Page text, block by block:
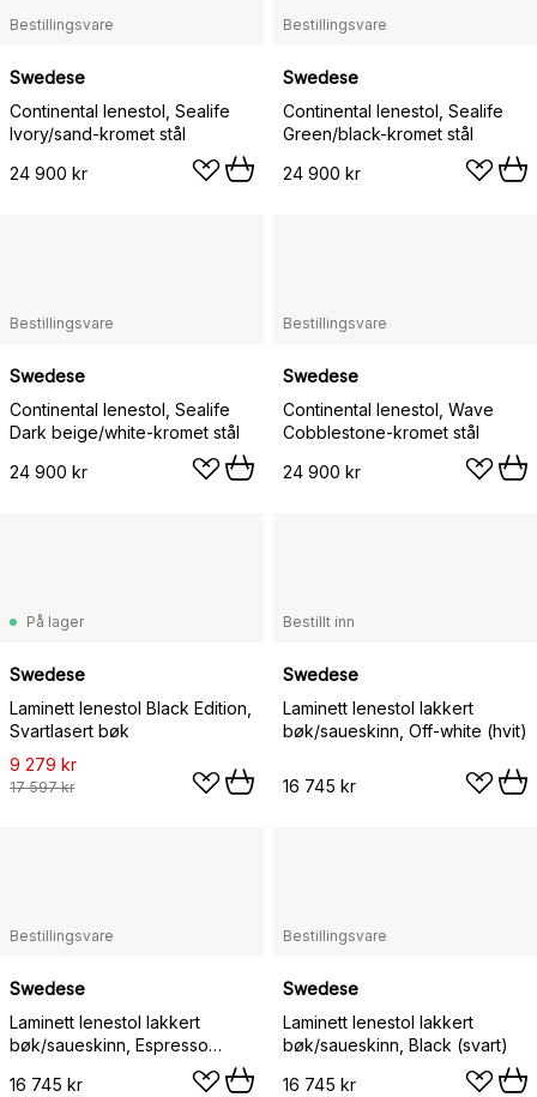
Bestillingsvare
Swedese
Continental lenestol, Sealife
Ivory/sand-kromet stål
24 900 kr
Bestillingsvare
Swedese
Continental lenestol, Sealife
Green/black-kromet stål
24 900 kr
Bestillingsvare
Swedese
Continental lenestol, Sealife
Dark beige/white-kromet stål
24 900 kr
Bestillingsvare
Swedese
Continental lenestol, Wave
Cobblestone-kromet stål
24 900 kr
På lager
Swedese
Laminett lenestol Black Edition,
Svartlasert bøk
9 279 kr
17 597 kr
Bestillt inn
Swedese
Laminett lenestol lakkert
bøk/saueskinn, Off-white (hvit)
16 745 kr
Bestillingsvare
Swedese
Laminett lenestol lakkert
bøk/saueskinn, Espresso
16 745 kr
Bestillingsvare
Swedese
Laminett lenestol lakkert
bøk/saueskinn, Black (svart)
16 745 kr